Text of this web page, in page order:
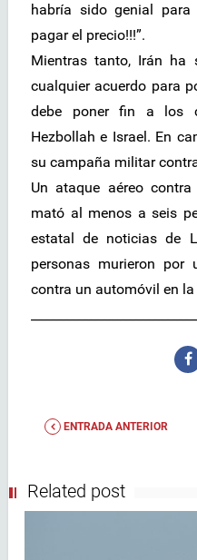
habría sido genial para
pagar el precio!!!”.
Mientras tanto, Irán ha
cualquier acuerdo para
debe poner fin a los
Hezbollah e Israel. En
su campaña militar
Un ataque aéreo
mató al menos a seis
estatal de noticias de
personas murieron por
contra un automóvil en
ENTRADA ANTERIOR
Related post